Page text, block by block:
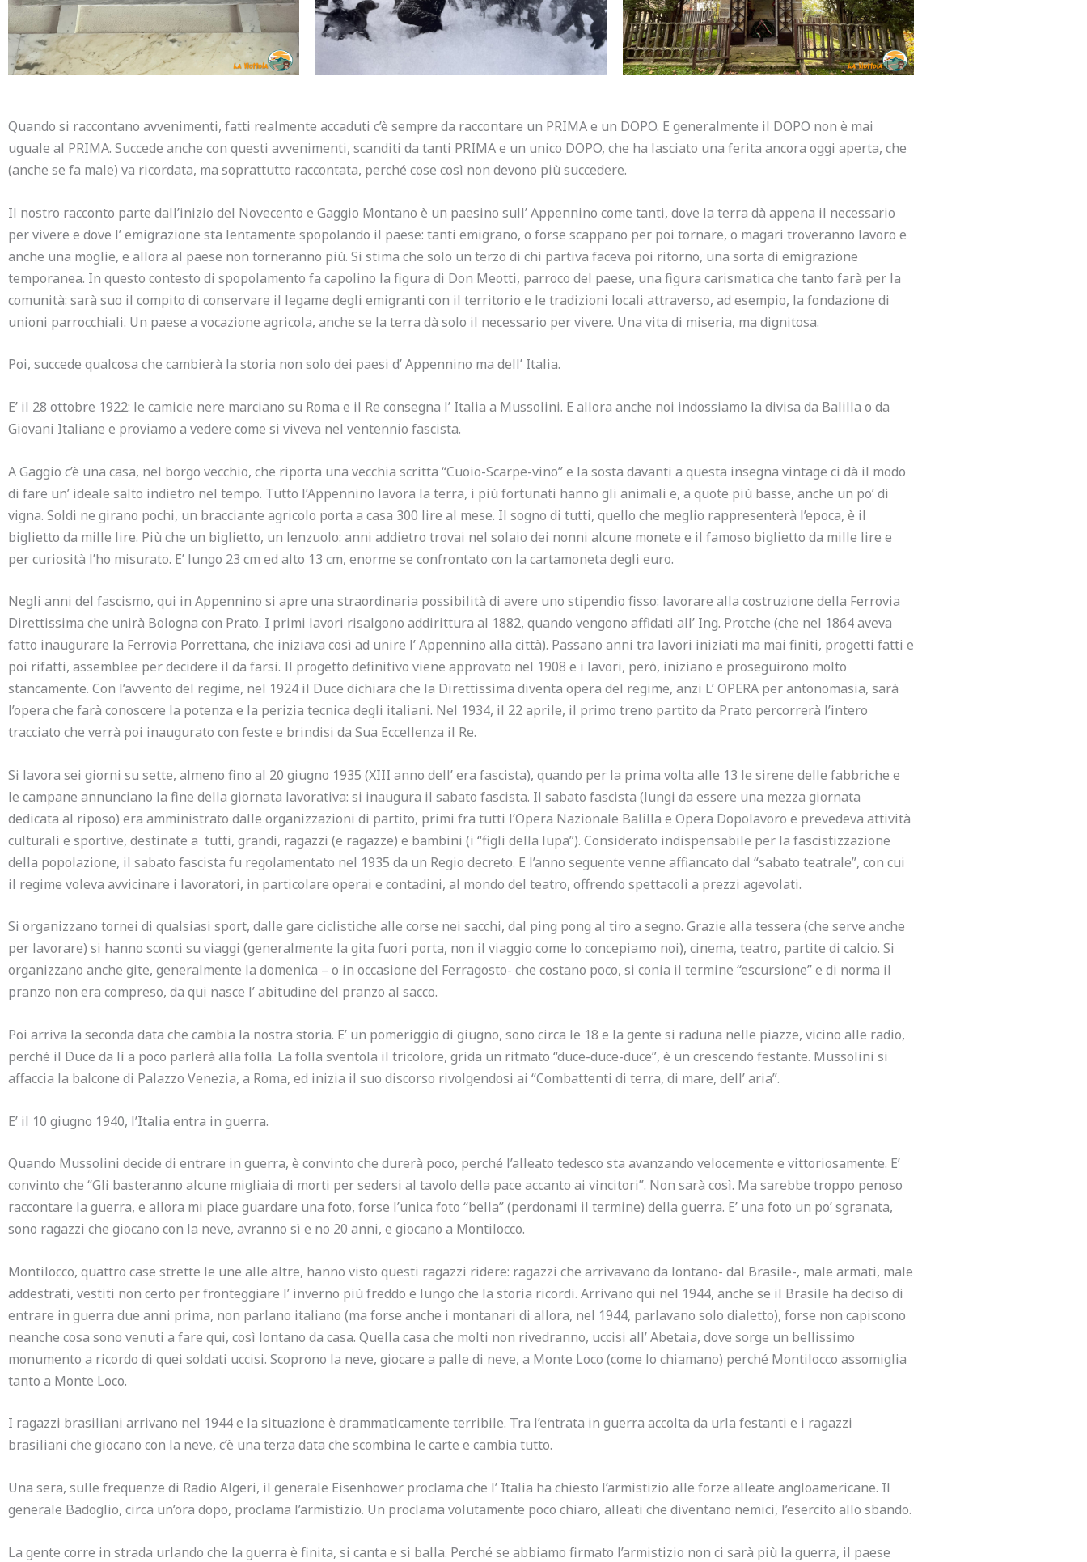
Quando si raccontano avvenimenti, fatti realmente accaduti c’è sempre da raccontare un PRIMA e un DOPO. E generalmente il DOPO non è mai
uguale al PRIMA. Succede anche con questi avvenimenti, scanditi da tanti PRIMA e un unico DOPO, che ha lasciato una ferita ancora oggi aperta, che
(anche se fa male) va ricordata, ma soprattutto raccontata, perché cose così non devono più succedere.
Il nostro racconto parte dall’inizio del Novecento e Gaggio Montano è un paesino sull’ Appennino come tanti, dove la terra dà appena il necessario
per vivere e dove l’ emigrazione sta lentamente spopolando il paese: tanti emigrano, o forse scappano per poi tornare, o magari troveranno lavoro e
anche una moglie, e allora al paese non torneranno più. Si stima che solo un terzo di chi partiva faceva poi ritorno, una sorta di emigrazione
temporanea. In questo contesto di spopolamento fa capolino la figura di Don Meotti, parroco del paese, una figura carismatica che tanto farà per la
comunità: sarà suo il compito di conservare il legame degli emigranti con il territorio e le tradizioni locali attraverso, ad esempio, la fondazione di
unioni parrocchiali. Un paese a vocazione agricola, anche se la terra dà solo il necessario per vivere. Una vita di miseria, ma dignitosa.
Poi, succede qualcosa che cambierà la storia non solo dei paesi d’ Appennino ma dell’ Italia.
E’ il 28 ottobre 1922: le camicie nere marciano su Roma e il Re consegna l’ Italia a Mussolini. E allora anche noi indossiamo la divisa da Balilla o da
Giovani Italiane e proviamo a vedere come si viveva nel ventennio fascista.
A Gaggio c’è una casa, nel borgo vecchio, che riporta una vecchia scritta “Cuoio-Scarpe-vino” e la sosta davanti a questa insegna vintage ci dà il modo
di fare un’ ideale salto indietro nel tempo. Tutto l’Appennino lavora la terra, i più fortunati hanno gli animali e, a quote più basse, anche un po’ di
vigna. Soldi ne girano pochi, un bracciante agricolo porta a casa 300 lire al mese. Il sogno di tutti, quello che meglio rappresenterà l’epoca, è il
biglietto da mille lire. Più che un biglietto, un lenzuolo: anni addietro trovai nel solaio dei nonni alcune monete e il famoso biglietto da mille lire e
per curiosità l’ho misurato. E’ lungo 23 cm ed alto 13 cm, enorme se confrontato con la cartamoneta degli euro.
Negli anni del fascismo, qui in Appennino si apre una straordinaria possibilità di avere uno stipendio fisso: lavorare alla costruzione della Ferrovia
Direttissima che unirà Bologna con Prato. I primi lavori risalgono addirittura al 1882, quando vengono affidati all’ Ing. Protche (che nel 1864 aveva
fatto inaugurare la Ferrovia Porrettana, che iniziava così ad unire l’ Appennino alla città). Passano anni tra lavori iniziati ma mai finiti, progetti fatti e
poi rifatti, assemblee per decidere il da farsi. Il progetto definitivo viene approvato nel 1908 e i lavori, però, iniziano e proseguirono molto
stancamente. Con l’avvento del regime, nel 1924 il Duce dichiara che la Direttissima diventa opera del regime, anzi L’ OPERA per antonomasia, sarà
l’opera che farà conoscere la potenza e la perizia tecnica degli italiani. Nel 1934, il 22 aprile, il primo treno partito da Prato percorrerà l’intero
tracciato che verrà poi inaugurato con feste e brindisi da Sua Eccellenza il Re.
Si lavora sei giorni su sette, almeno fino al 20 giugno 1935 (XIII anno dell’ era fascista), quando per la prima volta alle 13 le sirene delle fabbriche e
le campane annunciano la fine della giornata lavorativa: si inaugura il sabato fascista. Il sabato fascista (lungi da essere una mezza giornata
dedicata al riposo) era amministrato dalle organizzazioni di partito, primi fra tutti l’Opera Nazionale Balilla e Opera Dopolavoro e prevedeva attività
culturali e sportive, destinate a tutti, grandi, ragazzi (e ragazze) e bambini (i “figli della lupa”). Considerato indispensabile per la fascistizzazione
della popolazione, il sabato fascista fu regolamentato nel 1935 da un Regio decreto. E l’anno seguente venne affiancato dal “sabato teatrale”, con cui
il regime voleva avvicinare i lavoratori, in particolare operai e contadini, al mondo del teatro, offrendo spettacoli a prezzi agevolati.
Si organizzano tornei di qualsiasi sport, dalle gare ciclistiche alle corse nei sacchi, dal ping pong al tiro a segno. Grazie alla tessera (che serve anche
per lavorare) si hanno sconti su viaggi (generalmente la gita fuori porta, non il viaggio come lo concepiamo noi), cinema, teatro, partite di calcio. Si
organizzano anche gite, generalmente la domenica – o in occasione del Ferragosto- che costano poco, si conia il termine “escursione” e di norma il
pranzo non era compreso, da qui nasce l’ abitudine del pranzo al sacco.
Poi arriva la seconda data che cambia la nostra storia. E’ un pomeriggio di giugno, sono circa le 18 e la gente si raduna nelle piazze, vicino alle radio,
perché il Duce da lì a poco parlerà alla folla. La folla sventola il tricolore, grida un ritmato “duce-duce-duce”, è un crescendo festante. Mussolini si
affaccia la balcone di Palazzo Venezia, a Roma, ed inizia il suo discorso rivolgendosi ai “Combattenti di terra, di mare, dell’ aria”.
E’ il 10 giugno 1940, l’Italia entra in guerra.
Quando Mussolini decide di entrare in guerra, è convinto che durerà poco, perché l’alleato tedesco sta avanzando velocemente e vittoriosamente. E’
convinto che “Gli basteranno alcune migliaia di morti per sedersi al tavolo della pace accanto ai vincitori”. Non sarà così. Ma sarebbe troppo penoso
raccontare la guerra, e allora mi piace guardare una foto, forse l’unica foto “bella” (perdonami il termine) della guerra. E’ una foto un po’ sgranata,
sono ragazzi che giocano con la neve, avranno sì e no 20 anni, e giocano a Montilocco.
Montilocco, quattro case strette le une alle altre, hanno visto questi ragazzi ridere: ragazzi che arrivavano da lontano- dal Brasile-, male armati, male
addestrati, vestiti non certo per fronteggiare l’ inverno più freddo e lungo che la storia ricordi. Arrivano qui nel 1944, anche se il Brasile ha deciso di
entrare in guerra due anni prima, non parlano italiano (ma forse anche i montanari di allora, nel 1944, parlavano solo dialetto), forse non capiscono
neanche cosa sono venuti a fare qui, così lontano da casa. Quella casa che molti non rivedranno, uccisi all’ Abetaia, dove sorge un bellissimo
monumento a ricordo di quei soldati uccisi. Scoprono la neve, giocare a palle di neve, a Monte Loco (come lo chiamano) perché Montilocco assomiglia
tanto a Monte Loco.
I ragazzi brasiliani arrivano nel 1944 e la situazione è drammaticamente terribile. Tra l’entrata in guerra accolta da urla festanti e i ragazzi
brasiliani che giocano con la neve, c’è una terza data che scombina le carte e cambia tutto.
Una sera, sulle frequenze di Radio Algeri, il generale Eisenhower proclama che l’ Italia ha chiesto l’armistizio alle forze alleate angloamericane. Il
generale Badoglio, circa un’ora dopo, proclama l’armistizio. Un proclama volutamente poco chiaro, alleati che diventano nemici, l’esercito allo sbando.
La gente corre in strada urlando che la guerra è finita, si canta e si balla. Perché se abbiamo firmato l’armistizio non ci sarà più la guerra, il paese